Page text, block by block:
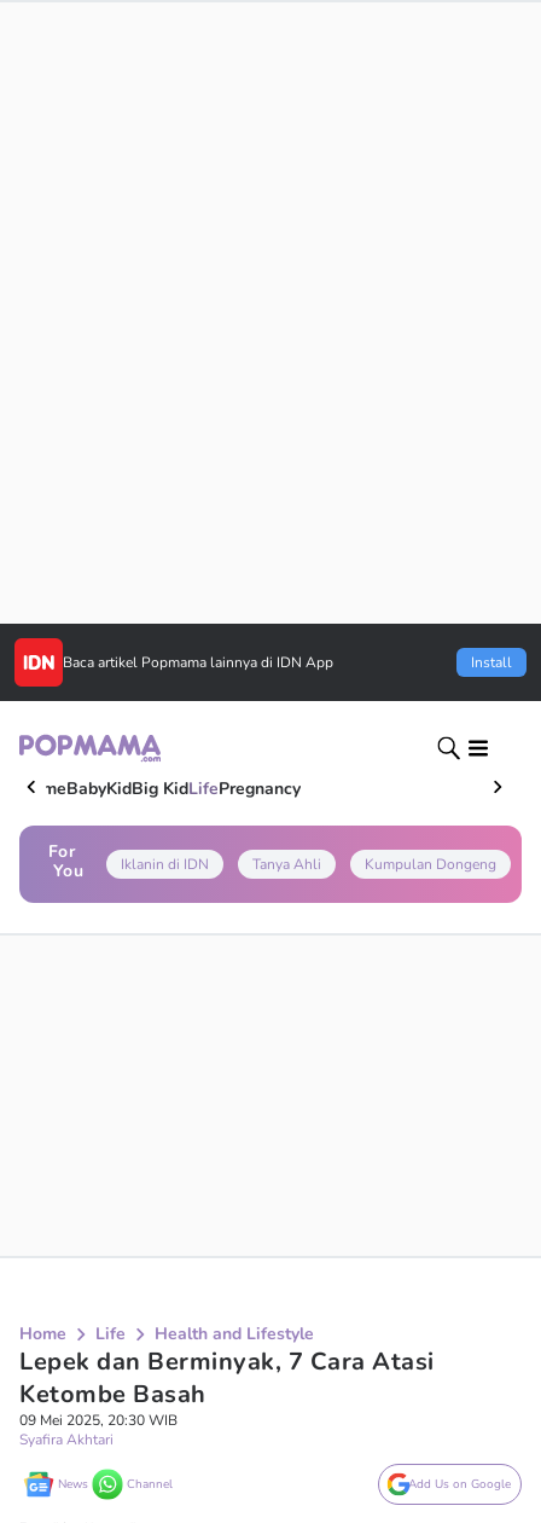
Baca artikel Popmama lainnya di IDN App Install
HomeBabyKidBig KidLifePregnancy
For
You
Iklanin di IDN Tanya Ahli Kumpulan Dongeng
Home Life Health and Lifestyle
Lepek dan Berminyak, 7 Cara Atasi
Ketombe Basah
09 Mei 2025, 20:30 WIB
Syafira Akhtari
News Channel Add Us on Google